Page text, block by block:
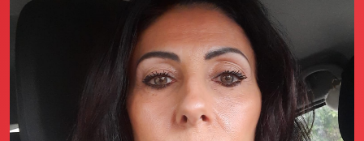
La fondatrice Valeria Pilla
Annunci Donne
Agenzia matrimoniale Club di Più
Love Notebook